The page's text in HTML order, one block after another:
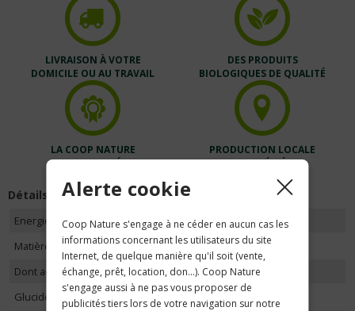
LIVRAISON À VOTRE
DOMICILE OU AU TRAVAIL
DES PRODUITS
BIOLOGIQUES DE QUALITÉ
LA COOP NATURE
EST CERTIFIÉE
PRODUCTION LOCALE
PRIVILÉGIÉE
Détails
Energie pour 100g
597 kj / 145 kcal
Matières grasses pour 100g
15.0g
Dont acides gras saturés
2.0g
Glucides pour 100g
Alerte cookie
Coop Nature s'engage à ne céder en aucun cas les
informations concernant les utilisateurs du site
Internet, de quelque manière qu'il soit (vente,
échange, prêt, location, don...). Coop Nature
s'engage aussi à ne pas vous proposer de
publicités tiers lors de votre navigation sur notre